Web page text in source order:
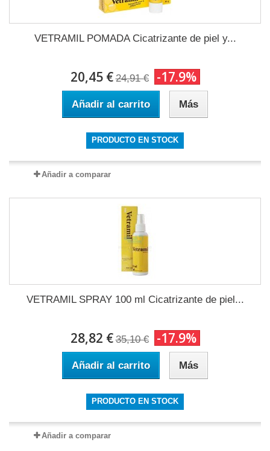
VETRAMIL POMADA Cicatrizante de piel y...
20,45 € 24,91 € -17.9%
Añadir al carrito Más
PRODUCTO EN STOCK
Añadir a comparar
VETRAMIL SPRAY 100 ml Cicatrizante de piel...
28,82 € 35,10 € -17.9%
Añadir al carrito Más
PRODUCTO EN STOCK
Añadir a comparar